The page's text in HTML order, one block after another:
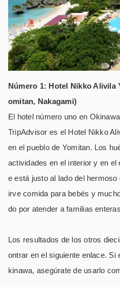
Número 1: Hotel Nikko Alivila
omitan, Nakagami)
El hotel número uno en
TripAdvisor es el Hotel Nikko
en el pueblo de Yomitan. Los
actividades en el interior y en el
e está justo al lado del
irve comida para bebés y
do por atender a familias
Los resultados de los otros
ontrar en el siguiente enlace. Si
kinawa, asegúrate de usarlo